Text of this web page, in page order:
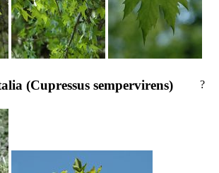
(Cupressus sempervirens) ?